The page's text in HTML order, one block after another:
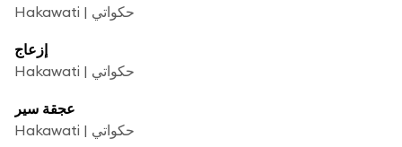
Hakawati | حكواتي
إزعاج
Hakawati | حكواتي
عجقة سير
Hakawati | حكواتي